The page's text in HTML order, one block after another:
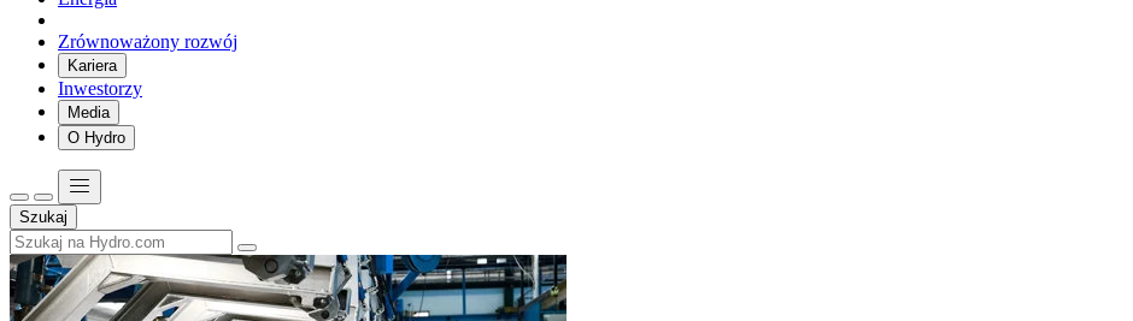
Zrównoważony rozwój
Kariera
Inwestorzy
Media
O Hydro
Szukaj